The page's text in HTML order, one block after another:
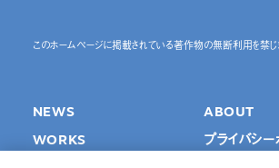
このホームページに掲載されている著作物の無断利用を禁じ
NEWS
WORKS
ABOUT
プライバシー